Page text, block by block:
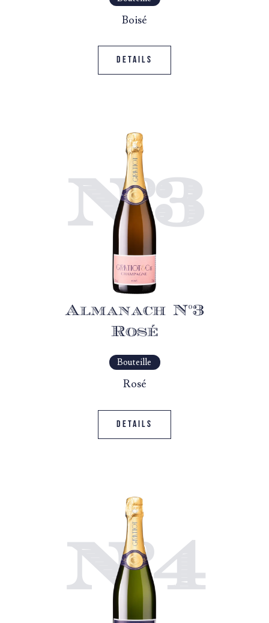
Boisé
Details
N°3
Almanach N°3
Rosé
Bouteille
Rosé
Details
N°4